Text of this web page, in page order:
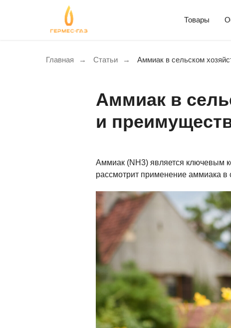
Товары
Главная → Статьи → Аммиак в сельском
Аммиак в
и
Аммиак (NH3) является ключевым
рассмотрит применение аммиака в